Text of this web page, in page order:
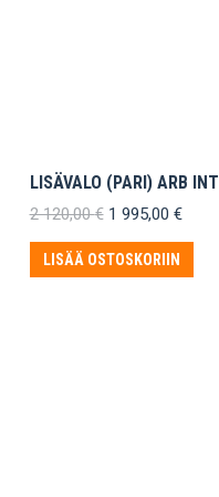
LISÄVALO (PARI) ARB
2 120,00€ Alkuperäinen
oli:
2
1 995,00 €
1
LISÄÄ OSTOSKORIIN